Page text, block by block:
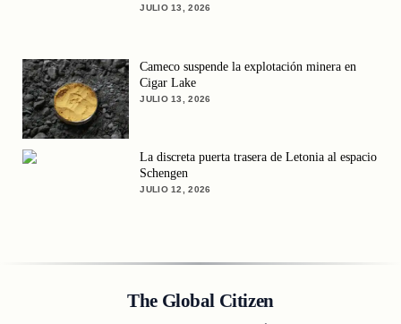
JULIO 13, 2026
Cameco suspende la explotación minera en
Cigar Lake
JULIO 13, 2026
La discreta puerta trasera de Letonia al espacio
Schengen
JULIO 12, 2026
The Global Citizen